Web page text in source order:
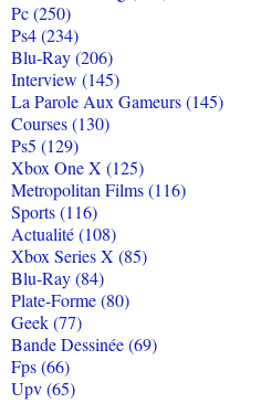
Pc (250)
Ps4 (234)
Blu-Ray (206)
Interview (145)
La Parole Aux Gameurs (145)
Courses (130)
Ps5 (129)
Xbox One X (125)
Metropolitan Films (116)
Sports (116)
Actualité (108)
Xbox Series X (85)
Blu-Ray (84)
Plate-Forme (80)
Geek (77)
Bande Dessinée (69)
Fps (66)
Upv (65)